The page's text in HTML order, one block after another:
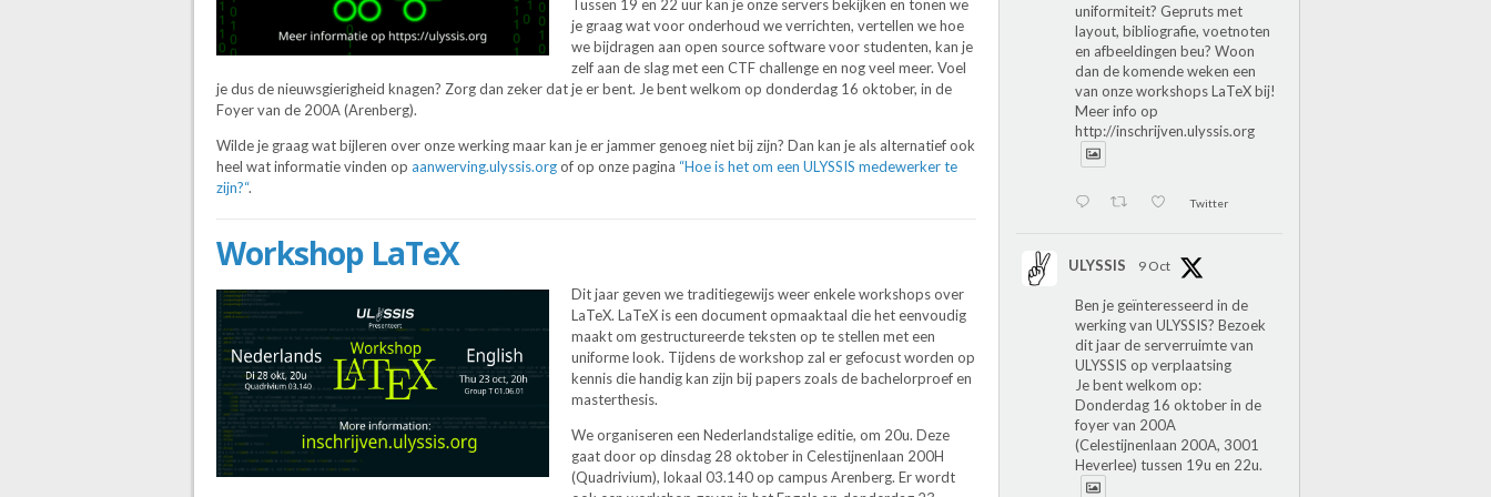
Tussen 19 en 22 uur kan je onze servers bekijken en tonen we
je graag wat voor onderhoud we verrichten, vertellen we hoe
we bijdragen aan open source software voor studenten, kan je
zelf aan de slag met een CTF challenge en nog veel meer. Voel
je dus de nieuwsgierigheid knagen? Zorg dan zeker dat je er bent. Je bent welkom op donderdag 16 oktober, in de
Foyer van de 200A (Arenberg).
Wilde je graag wat bijleren over onze werking maar kan je er jammer genoeg niet bij zijn? Dan kan je als alternatief ook
heel wat informatie vinden op aanwerving.ulyssis.orgof op onze pagina “Hoe is het om een ULYSSIS medewerker te
zijn?“.
Workshop LaTeX
Dit jaar geven we traditiegewijs weer enkele workshops over
LaTeX. LaTeX is een document opmaaktaal die het eenvoudig
maakt om gestructureerde teksten op te stellen met een
uniforme look. Tijdens de workshop zal er gefocust worden op
kennis die handig kan zijn bij papers zoals de bachelorproef en
masterthesis.
We organiseren een Nederlandstalige editie, om 20u. Deze
gaat door op dinsdag 28 oktober in Celestijnenlaan 200H
(Quadrivium), lokaal 03.140 op campus Arenberg. Er wordt
uniformiteit? Gepruts met
layout, bibliografie, voetnoten
en afbeeldingen beu? Woon
dan de komende weken een
van onze workshops LaTeX bij!
Meer info op
http://inschrijven.ulyssis.org
Twitter
ULYSSIS 9 Oct
Ben je geïnteresseerd in de
werking van ULYSSIS? Bezoek
dit jaar de serverruimte van
ULYSSIS op verplaatsing
Je bent welkom op:
Donderdag 16 oktober in de
foyer van 200A
(Celestijnenlaan 200A, 3001
Heverlee) tussen 19u en 22u.